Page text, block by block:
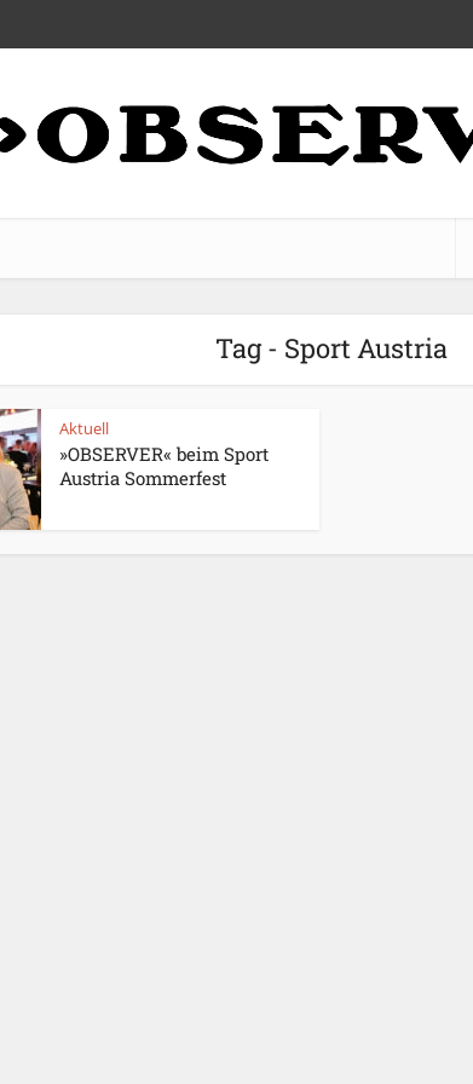
Tag - Sport Austria
Aktuell
»OBSERVER« beim Sport
Austria Sommerfest